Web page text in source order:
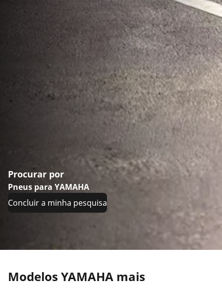
Procurar por
Pneus para YAMAHA
Concluir a minha pesquisa
Modelos YAMAHA mais